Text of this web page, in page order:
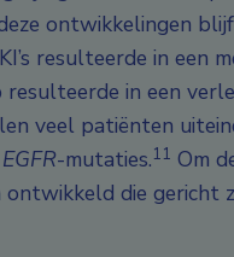
ontwikkelingen
resulteerde in een
in een
veel patiënten
EGFR-mutaties.11 Om
die gericht